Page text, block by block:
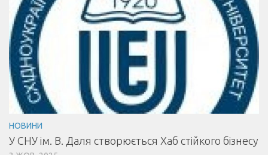
НОВИНИ
У СНУ ім. В. Даля створюється Хаб стійкого бізнесу